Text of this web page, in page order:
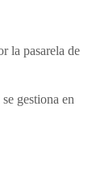
la pasarela de
gestiona en